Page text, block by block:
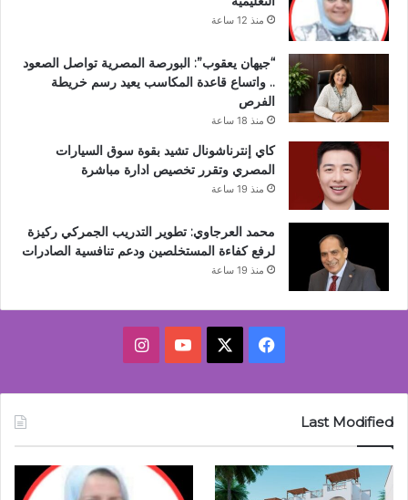
منذ 12 ساعة
“جيهان يعقوب”: البورصة المصرية تواصل الصعود
.. واتساع قاعدة المكاسب يعيد رسم خريطة
الفرص
منذ 18 ساعة
كاي إنترناشونال تشيد بقوة سوق السيارات
المصري وتقرر تخصيص ادارة مباشرة
منذ 19 ساعة
محمد العرجاوي: تطوير التدريب الجمركي ركيزة
لرفع كفاءة المستخلصين ودعم تنافسية الصادرات
منذ 19 ساعة
فيسبوك ‫YouTubeانستقرام
Last Modified